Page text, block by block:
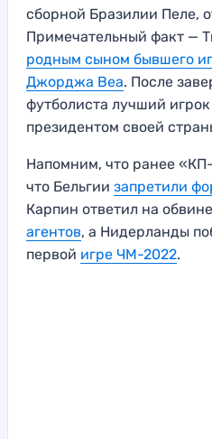
сборной Бразилии Пеле,
Примечательный факт —
родным сыном бывшего
Джорджа Веа. После
футболиста лучший
президентом своей
Напомним, что ранее
что Бельгии запретили
Карпин ответил на
агентов, а Нидерланды
первой игре ЧМ-2022.